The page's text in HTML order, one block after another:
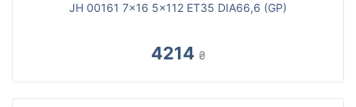
JH 00161 7x16 5x112 ET35 DIA66,6 (GP)
4214 ₴